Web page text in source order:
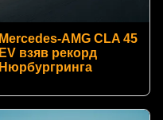
Mercedes-AMG CLA 45
EV взяв рекорд
Нюрбургринга